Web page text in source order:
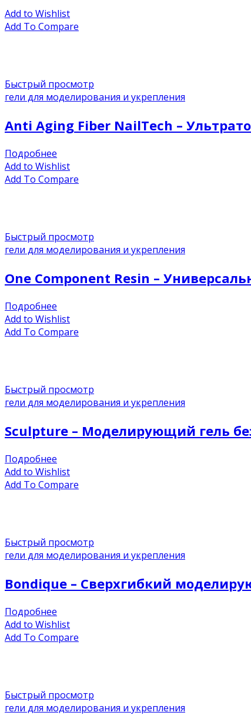
Add to Wishlist
Add To Compare
Быстрый просмотр
гели для моделирования и укрепления
Anti Aging Fiber NailTech –
Подробнее
Add to Wishlist
Add To Compare
Быстрый просмотр
гели для моделирования и укрепления
One Component Resin –
Подробнее
Add to Wishlist
Add To Compare
Быстрый просмотр
гели для моделирования и укрепления
Sculpture – Моделирующий гель
Подробнее
Add to Wishlist
Add To Compare
Быстрый просмотр
гели для моделирования и укрепления
Bondique – Сверхгибкий
Подробнее
Add to Wishlist
Add To Compare
Быстрый просмотр
гели для моделирования и укрепления